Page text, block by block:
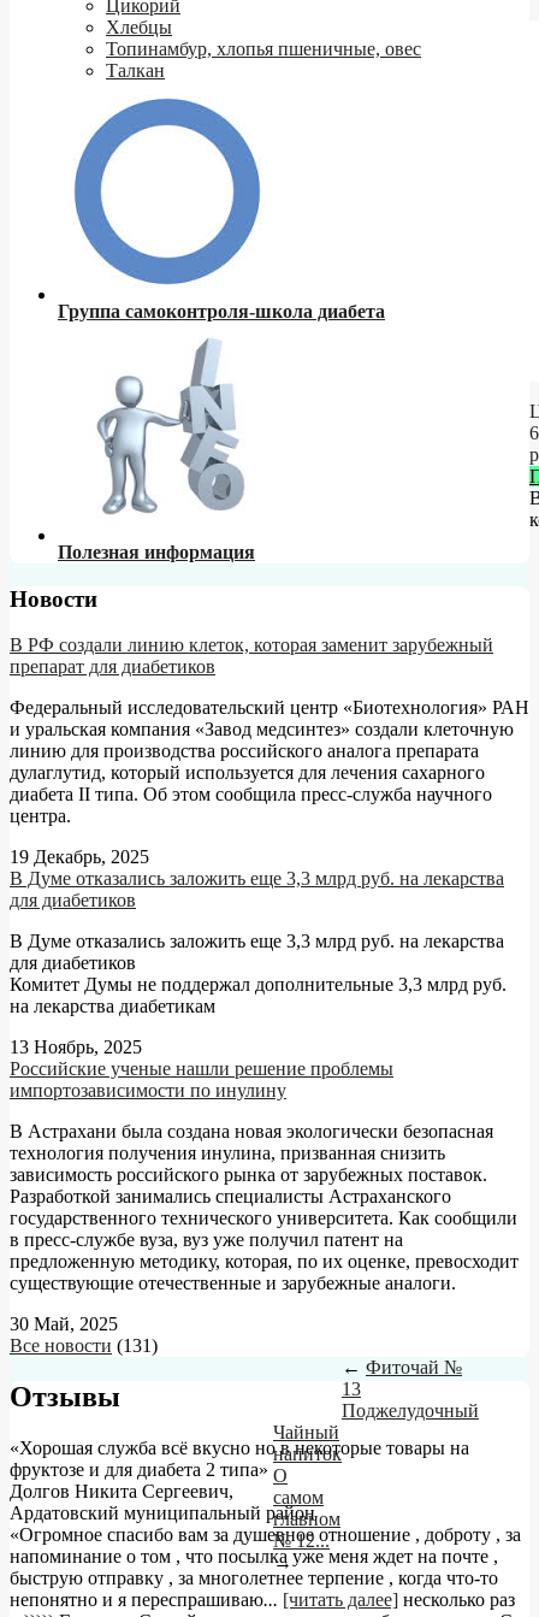
Цикорий
Хлебцы
Топинамбур, хлопья пшеничные, овес
Талкан
Группа самоконтроля-школа диабета
Полезная информация
Новости
В РФ создали линию клеток, которая заменит зарубежный
препарат для диабетиков
Федеральный исследовательский центр «Биотехнология» РАН
и уральская компания «Завод медсинтез» создали клеточную
линию для производства российского аналога препарата
дулаглутид, который используется для лечения сахарного
диабета II типа. Об этом сообщила пресс-служба научного
центра.
19 Декабрь, 2025
В Думе отказались заложить еще 3,3 млрд руб. на лекарства
для диабетиков
В Думе отказались заложить еще 3,3 млрд руб. на лекарства
для диабетиков
Комитет Думы не поддержал дополнительные 3,3 млрд руб.
на лекарства диабетикам
13 Ноябрь, 2025
Российские ученые нашли решение проблемы
импортозависимости по инулину
В Астрахани была создана новая экологически безопасная
технология получения инулина, призванная снизить
зависимость российского рынка от зарубежных поставок.
Разработкой занимались специалисты Астраханского
государственного технического университета. Как сообщили
в пресс-службе вуза, вуз уже получил патент на
предложенную методику, которая, по их оценке, превосходит
существующие отечественные и зарубежные аналоги.
30 Май, 2025
Все новости (131)
Отзывы
«Хорошая служба всё вкусно но в некоторые товары на
фруктозе и для диабета 2 типа»
Долгов Никита Сергеевич,
Ардатовский муниципальный район
«Огромное спасибо вам за душевное отношение , доброту , за
напоминание о том , что посылка уже меня ждет на почте ,
быструю отправку , за многолетнее терпение , когда что-то
непонятно и я переспрашиваю... [читать далее] несколько раз
← Фиточай №
13
Поджелудочный
Чайный
напиток
О
самом
главном
№ 12...
→